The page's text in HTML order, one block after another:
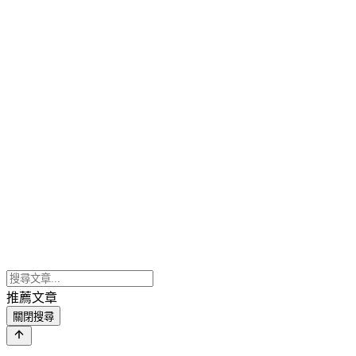
推薦文章
關閉搜尋